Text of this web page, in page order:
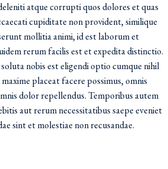
atque corrupti quos dolores et quas
cupiditate non provident, similique
mollitia animi, id est laborum et
rerum facilis est et expedita distinctio.
nobis est eligendi optio cumque nihil
placeat facere possimus, omnis
dolor repellendus. Temporibus autem
aut rerum necessitatibus saepe eveniet
sint et molestiae non recusandae.